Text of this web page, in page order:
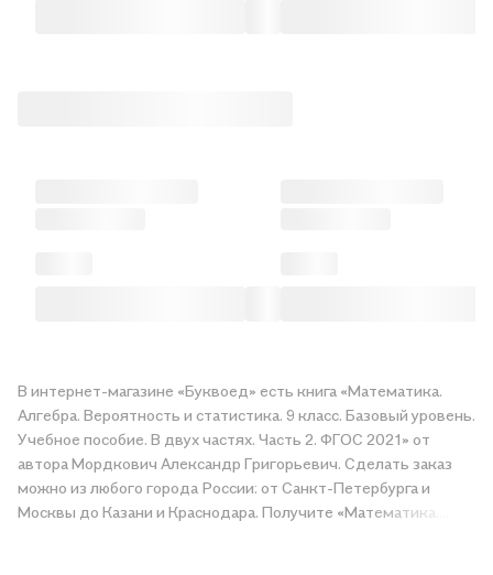
В интернет-магазине «Буквоед» есть книга «Математика.
Алгебра. Вероятность и статистика. 9 класс. Базовый уровень.
Учебное пособие. В двух частях. Часть 2. ФГОС 2021» от
автора Мордкович Александр Григорьевич. Сделать заказ
можно из любого города России: от Санкт-Петербурга и
Москвы до Казани и Краснодара. Получите «Математика.